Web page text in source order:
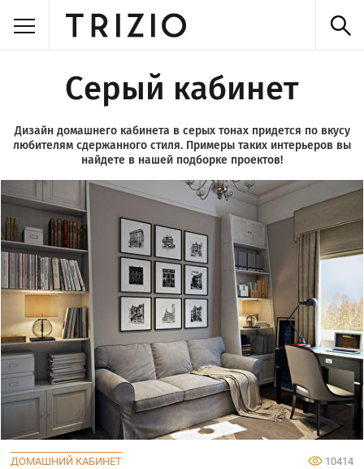
Серый кабинет
Дизайн домашнего кабинета в серых тонах придется по вкусу
любителям сдержанного стиля. Примеры таких интерьеров вы
найдете в нашей подборке проектов!
ДОМАШНИЙ КАБИНЕТ 10414